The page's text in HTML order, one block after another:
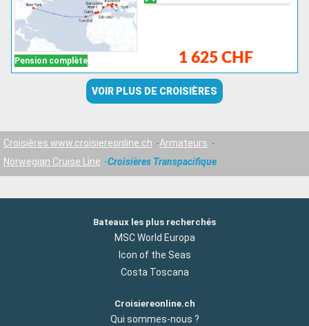
Pension complète 1 625 CHF
VOIR PLUS DE CROISIÈRES
Croisières www.croisiereonline.ch
Armateurs
Norwegian Cruise Line
Croisières Transpacifique
Bateaux les plus recherchés
MSC World Europa
Icon of the Seas
Costa Toscana
Croisiereonline.ch
Qui sommes-nous ?